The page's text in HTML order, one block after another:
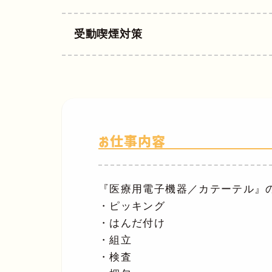
受動喫煙対策
お仕事内容
『医療用電子機器／カテーテル』
・ピッキング
・はんだ付け
・組立
・検査